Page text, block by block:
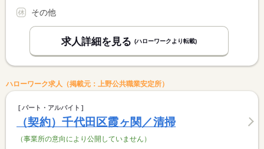
その他
求人詳細を見る (ハローワークより転載)
ハローワーク求人（掲載元：上野公共職業安定所）
パート・アルバイト
（契約）千代田区霞ヶ関／清掃
（事業所の意向により公開していません）